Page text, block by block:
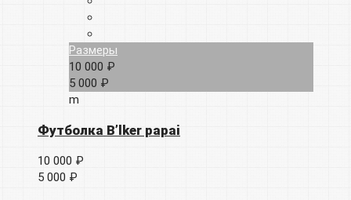
Размеры
10 000 ₽
5 000 ₽
m
Футболка B’lker papai
10 000 ₽
5 000 ₽